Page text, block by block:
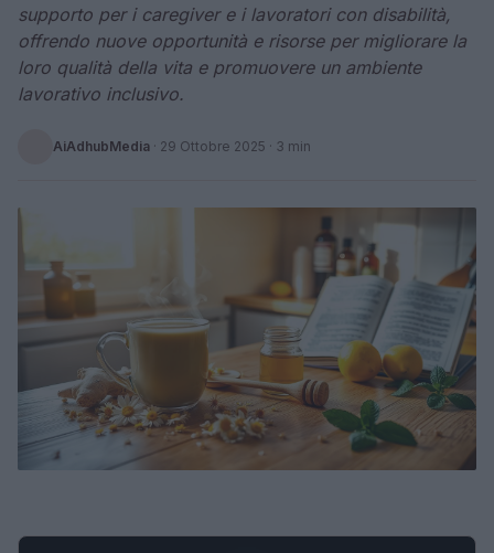
supporto per i caregiver e i lavoratori con disabilità,
offrendo nuove opportunità e risorse per migliorare la
loro qualità della vita e promuovere un ambiente
lavorativo inclusivo.
AiAdhubMedia · 29 Ottobre 2025 · 3 min